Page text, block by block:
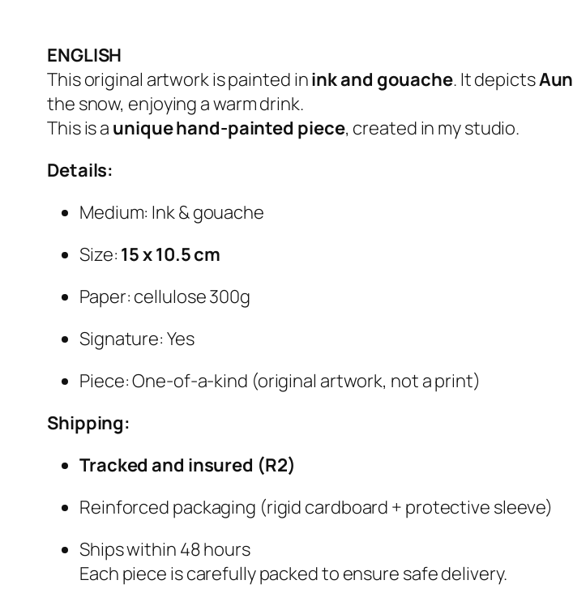
ENGLISH
This original artwork is painted inink and gouache. It depicts
the snow, enjoying a warm drink.
This is a unique hand-painted piece, created in my studio.
Details:
Medium: Ink & gouache
Size: 15 x 10.5 cm
Paper: cellulose 300g
Signature: Yes
Piece: One-of-a-kind (original artwork, not a print)
Shipping:
Tracked and insured (R2)
Reinforced packaging (rigid cardboard + protective sleeve)
Ships within 48 hours
Each piece is carefully packed to ensure safe delivery.